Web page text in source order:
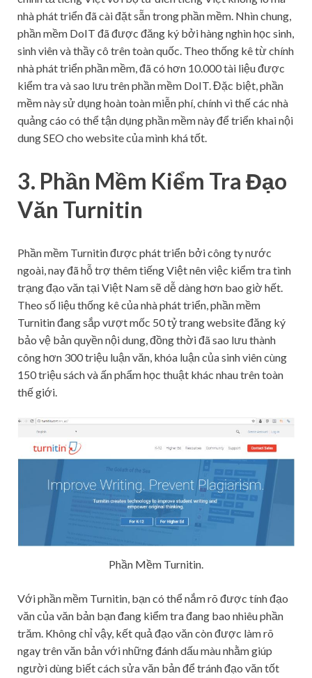
nhà phát triển đã cài đặt sẵn trong phần mềm. Nhìn chung,
phần mềm DoIT đã được đăng ký bởi hàng nghìn học sinh,
sinh viên và thầy cô trên toàn quốc. Theo thống kê từ chính
nhà phát triển phần mềm, đã có hơn 10.000 tài liệu được
kiểm tra và sao lưu trên phần mềm DoIT. Đặc biệt, phần
mềm này sử dụng hoàn toàn miễn phí, chính vì thế các nhà
quảng cáo có thể tận dụng phần mềm này để triển khai nội
dung SEO cho website của mình khá tốt.
3. Phần Mềm Kiểm Tra Đạo
Văn Turnitin
Phần mềm Turnitin được phát triển bởi công ty nước
ngoài, nay đã hỗ trợ thêm tiếng Việt nên việc kiểm tra tình
trạng đạo văn tại Việt Nam sẽ dễ dàng hơn bao giờ hết.
Theo số liệu thống kê của nhà phát triển, phần mềm
Turnitin đang sắp vượt mốc 50 tỷ trang website đăng ký
bảo vệ bản quyền nội dung, đồng thời đã sao lưu thành
công hơn 300 triệu luận văn, khóa luận của sinh viên cùng
150 triệu sách và ấn phẩm học thuật khác nhau trên toàn
thế giới.
Phần Mềm Turnitin.
Với phần mềm Turnitin, bạn có thể nắm rõ được tính đạo
văn của văn bản bạn đang kiểm tra đang bao nhiêu phần
trăm. Không chỉ vậy, kết quả đạo văn còn được làm rõ
ngay trên văn bản với những đánh dấu màu nhằm giúp
người dùng biết cách sửa văn bản để tránh đạo văn tốt